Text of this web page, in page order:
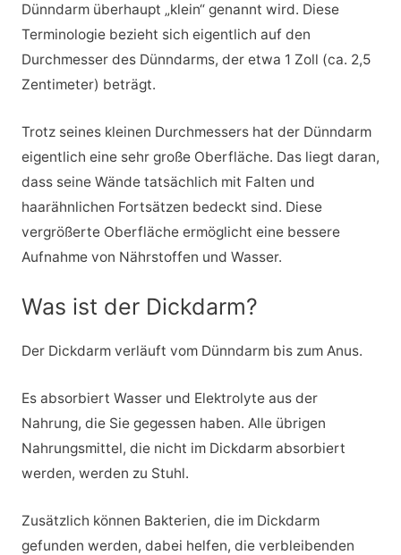
Dünndarm überhaupt „klein“ genannt wird. Diese
Terminologie bezieht sich eigentlich auf den
Durchmesser des Dünndarms, der etwa 1 Zoll (ca. 2,5
Zentimeter) beträgt.
Trotz seines kleinen Durchmessers hat der Dünndarm
eigentlich eine sehr große Oberfläche. Das liegt daran,
dass seine Wände tatsächlich mit Falten und
haarähnlichen Fortsätzen bedeckt sind. Diese
vergrößerte Oberfläche ermöglicht eine bessere
Aufnahme von Nährstoffen und Wasser.
Was ist der Dickdarm?
Der Dickdarm verläuft vom Dünndarm bis zum Anus.
Es absorbiert Wasser und Elektrolyte aus der
Nahrung, die Sie gegessen haben. Alle übrigen
Nahrungsmittel, die nicht im Dickdarm absorbiert
werden, werden zu Stuhl.
Zusätzlich können Bakterien, die im Dickdarm
gefunden werden, dabei helfen, die verbleibenden